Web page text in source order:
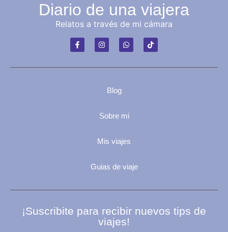
Diario de una viajera
Relatos a través de mi cámara
Blog
Sobre mi
Mis viajes
Guias de viaje
¡Suscribite para recibir nuevos tips de
viajes!